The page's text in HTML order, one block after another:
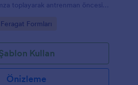
toplayarak antrenman öncesi
Formları
Kullan
Önizleme